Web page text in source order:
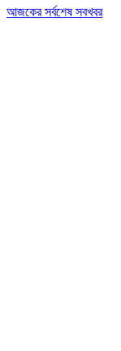
আজকের সর্বশেষ সবখবর